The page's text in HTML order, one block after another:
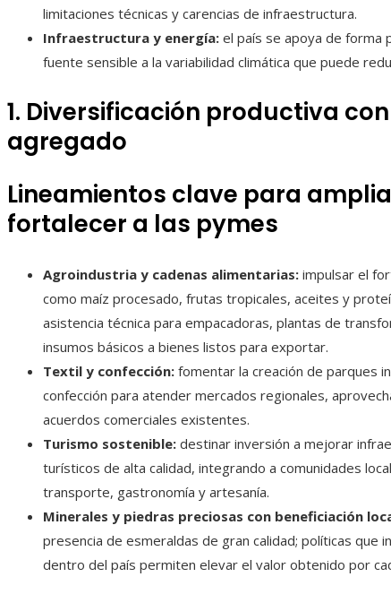
limitaciones técnicas y carencias de infraestructura.
Infraestructura y energía: el país se apoya de forma
fuente sensible a la variabilidad climática que puede
1. Diversificación productiva
agregado
Lineamientos clave para
fortalecer a las pymes
Agroindustria y cadenas alimentarias: impulsar el
como maíz procesado, frutas tropicales, aceites y
asistencia técnica para empacadoras, plantas de
insumos básicos a bienes listos para exportar.
Textil y confección: fomentar la creación de parques
confección para atender mercados regionales,
acuerdos comerciales existentes.
Turismo sostenible: destinar inversión a mejorar
turísticos de alta calidad, integrando a comunidades
transporte, gastronomía y artesanía.
Minerales y piedras preciosas con beneficiación
presencia de esmeraldas de gran calidad; políticas que
dentro del país permiten elevar el valor obtenido por